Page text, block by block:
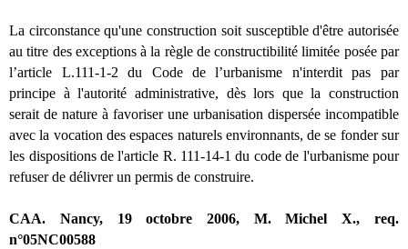
La circonstance qu'une construction soit susceptible d'être autorisée
au titre des exceptions à la règle de constructibilité limitée posée par
l’article L.111-1-2 du Code de l’urbanisme n'interdit pas par
principe à l'autorité administrative, dès lors que la construction
serait de nature à favoriser une urbanisation dispersée incompatible
avec la vocation des espaces naturels environnants, de se fonder sur
les dispositions de l'article R. 111-14-1 du code de l'urbanisme pour
refuser de délivrer un permis de construire.
CAA. Nancy, 19 octobre 2006, M. Michel X., req.
n°05NC00588